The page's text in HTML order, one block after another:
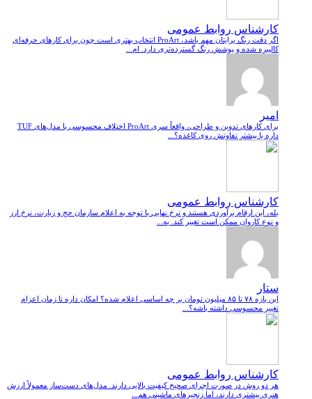
کارشناس روابط عمومی
اگر دقت رنگ برایتان مهم باشد، ProArt انتخاب بهتری است چون برای کارهای حرفه‌ای
کالیبره شده و پوشش رنگ گسترده‌تری دارد. ام...
امیر
برای کارهای تدوین و طراحی، واقعاً سری ProArt اختلاف محسوسی با مدل‌های TUF
داره یا بیشتر تفاوتش روی کاغذه؟...
کارشناس روابط عمومی
بله، این ارقام برآوردی هستند و نرخ نهایی با توجه به اعلام سازمان حج و زیارت، نرخ ارز
و نوع کاروان ممکن است تغییر کند. به...
ستار
این بازه ۷۸ تا ۸۵ میلیون تومان بر چه اساسی اعلام شده؟ امکان داره تا زمان اعزام
تغییر محسوسی داشته باشه؟...
کارشناس روابط عمومی
هر دو روش در صورت اجرای صحیح کیفیت بالایی دارند. مدل‌های دست‌ساز معمولاً ارزش
هنری بیشتری دارند، اما زنجیرهای ماشینی هم...